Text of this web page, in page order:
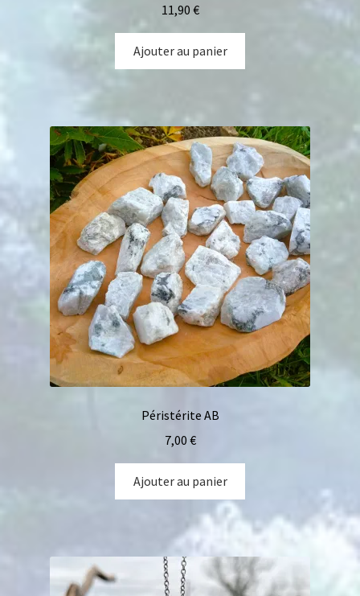
11,90 €
Ajouter au panier
Péristérite AB
7,00 €
Ajouter au panier